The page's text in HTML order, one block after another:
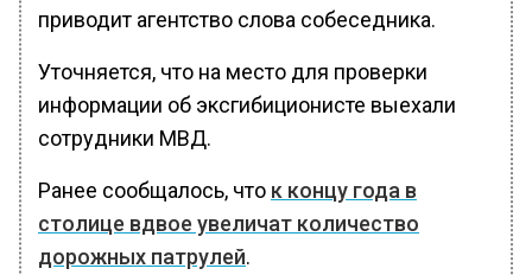
приводит агентство слова собеседника.
Уточняется, что на место для проверки
информации об эксгибиционисте выехали
сотрудники МВД.
Ранее сообщалось, что к концу года в
столице вдвое увеличат количество
дорожных патрулей.